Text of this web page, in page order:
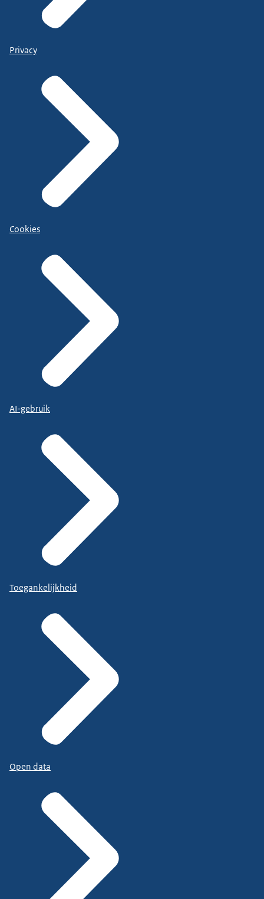
Privacy
Cookies
AI-gebruik
Toegankelijkheid
Open data